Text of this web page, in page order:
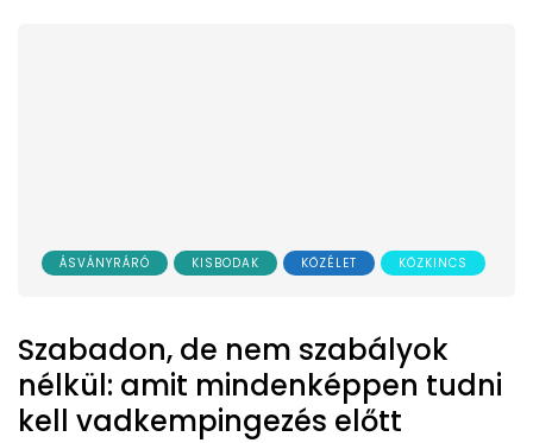
ÁSVÁNYRÁRÓ KISBODAK KÖZÉLET KÖZKINCS
Szabadon, de nem szabályok
nélkül: amit mindenképpen tudni
kell vadkempingezés előtt